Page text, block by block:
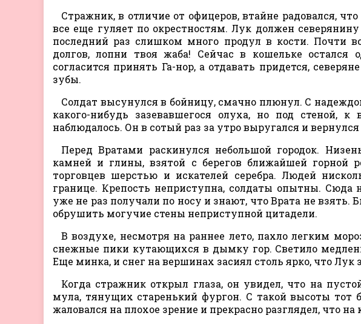
Стражник, в отличие от офицеров, втайне радовался,
все еще гуляет по окрестностям. Лук должен
последний раз слишком много продул в кости. Почти
долгов, лопни твоя жаба! Сейчас в кошельке остался
согласится принять Га-нор, а отдавать придется,
зубы.
Солдат высунулся в бойницу, смачно плюнул. С
какого-нибудь зазевавшегося олуха, но под стеной,
наблюдалось. Он в сотый раз за утро выругался и
Перед Вратами раскинулся небольшой городок.
камней и глины, взятой с берегов ближайшей горной
торговцев шерстью и искателей серебра. Людей
границе. Крепость неприступна, солдаты опытны. Сюда
уже не раз получали по носу и знают, что Врата не взять.
обрушить могучие стены неприступной цитадели.
В воздухе, несмотря на раннее лето, пахло легким
снежные пики кутающихся в дымку гор. Светило
Еще минка, и снег на вершинах засиял столь ярко, что
Когда стражник открыл глаза, он увидел, что на
мула, тянущих старенький фургон. С такой высоты тот
жаловался на плохое зрение и прекрасно разглядел, что